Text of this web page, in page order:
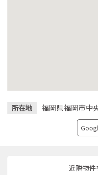
所在地 福岡県福岡市中
近隣物件